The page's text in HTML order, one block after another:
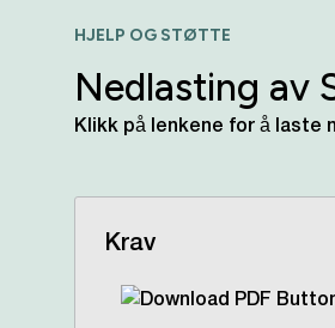
HJELP OG STØTTE
Nedlasting av
Klikk på lenkene for å laste
Krav